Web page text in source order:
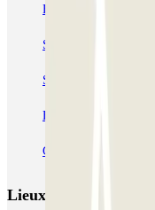
Forum des Halles-
SAEMES
SAEMES Goutte
Bercy - Arena - Gare
Garage d'Abbeville -
Lieux et événements